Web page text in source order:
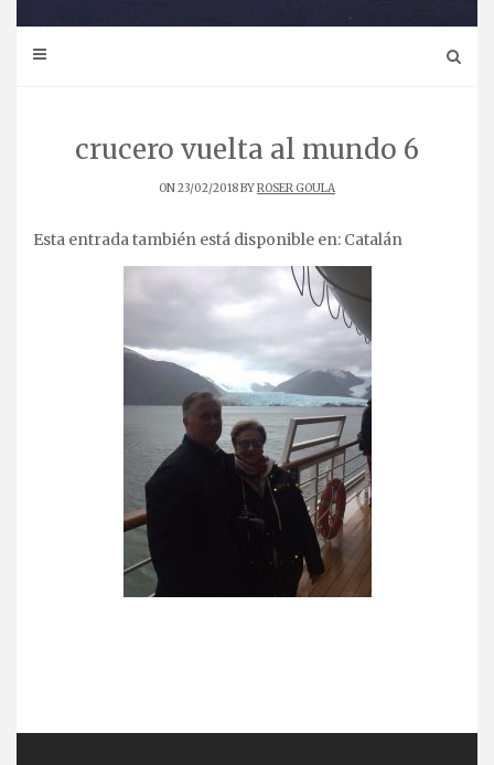
crucero vuelta al mundo 6
ON 23/02/2018 BYROSER GOULA
Esta entrada también está disponible en: Catalán